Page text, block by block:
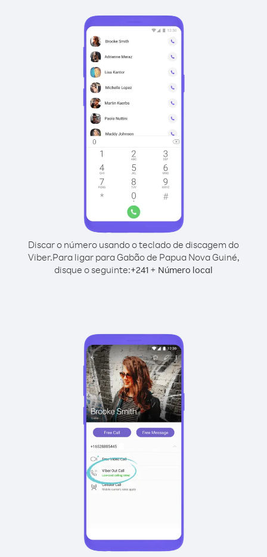
Discar o número usando o teclado de discagem do
Viber.Para ligar para Gabão de Papua Nova Guiné,
disque o seguinte:+241 + Número local